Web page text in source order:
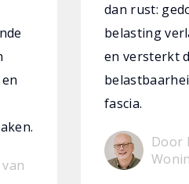
dan rust:
belasting
en versterkt
fascia.
Door